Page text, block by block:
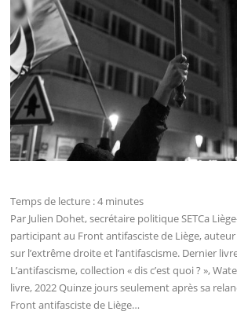
Temps de lecture :4 minutes
Par Julien Dohet, secrétaire politique SETCa
participant au Front antifasciste de Liège,
sur l’extrême droite et l’antifascisme. Dernier
L’antifascisme, collection « dis c’est quoi ? »,
livre, 2022 Quinze jours seulement après sa
Front antifasciste de Liège…